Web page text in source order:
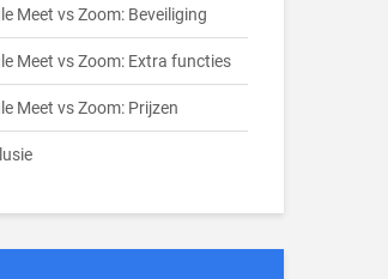
Meet vs Zoom: Beveiliging
Meet vs Zoom: Extra functies
Meet vs Zoom: Prijzen